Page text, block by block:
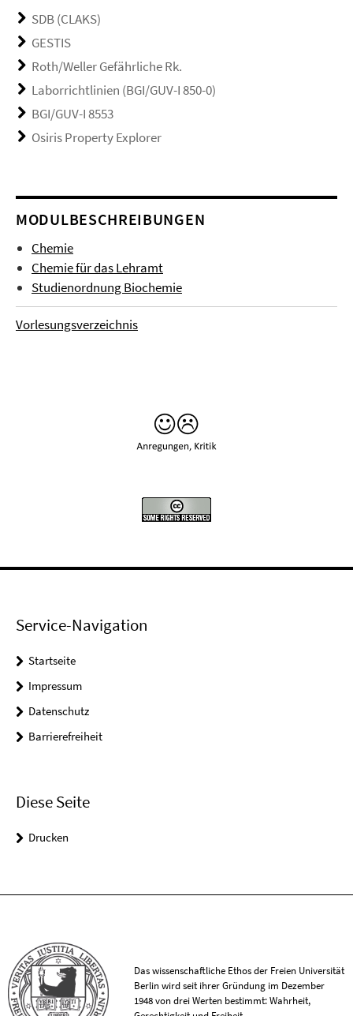
SDB (CLAKS)
GESTIS
Roth/Weller Gefährliche Rk.
Laborrichtlinien (BGI/GUV-I 850-0)
BGI/GUV-I 8553
Osiris Property Explorer
MODULBESCHREIBUNGEN
Chemie
Chemie für das Lehramt
Studienordnung Biochemie
Vorlesungsverzeichnis
Service-Navigation
Startseite
Impressum
Datenschutz
Barrierefreiheit
Diese Seite
Drucken
Das wissenschaftliche Ethos der Freien Universität
Berlin wird seit ihrer Gründung im Dezember
1948 von drei Werten bestimmt: Wahrheit,